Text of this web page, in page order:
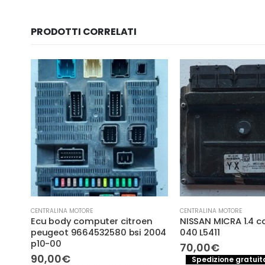
PRODOTTI CORRELATI
CENTRALINA MOTORE
NISSAN MICRA 1.4 cod. mec 32-
040 L5411
70,00
Spedizione gratuita in Italia
-8%
CENTRALINA MOTORE
VW VOLKSWAGEN
TDI BOSCH 0 281 012
0281012742, 03G
03G906021DP